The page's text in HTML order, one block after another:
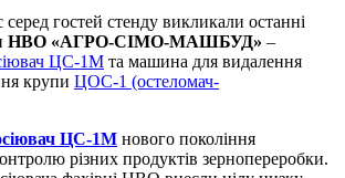
гостей стенду викликали останні
НВО «АГРО-СІМО-МАШБУД» –
ЦС-1М та машина для видалення
крупи ЦОС-1 (остеломач-
ЦС-1М нового покоління
різних продуктів зернопереробки.